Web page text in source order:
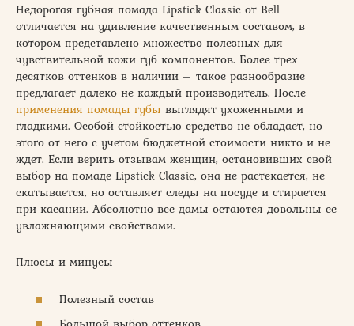
Недорогая губная помада Lipstick Classic от Bell
отличается на удивление качественным составом, в
котором представлено множество полезных для
чувствительной кожи губ компонентов. Более трех
десятков оттенков в наличии – такое разнообразие
предлагает далеко не каждый производитель. После
применения помады губы выглядят ухоженными и
гладкими. Особой стойкостью средство не обладает, но
этого от него с учетом бюджетной стоимости никто и не
ждет. Если верить отзывам женщин, остановивших свой
выбор на помаде Lipstick Classic, она не растекается, не
скатывается, но оставляет следы на посуде и стирается
при касании. Абсолютно все дамы остаются довольны ее
увлажняющими свойствами.
Плюсы и минусы
Полезный состав